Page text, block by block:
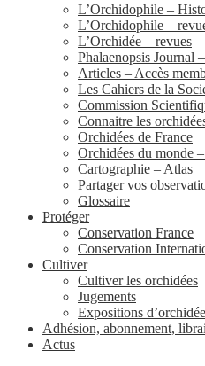
L’Orchidophile –
L’Orchidophile –
L’Orchidée – revues
Phalaenopsis Journal
Articles – Accès
Les Cahiers de la
Commission
Connaitre les
Orchidées de France
Orchidées du monde
Cartographie – Atlas
Partager vos
Glossaire
Protéger
Conservation France
Conservation
Cultiver
Cultiver les orchidées
Jugements
Expositions
Adhésion, abonnement,
Actus